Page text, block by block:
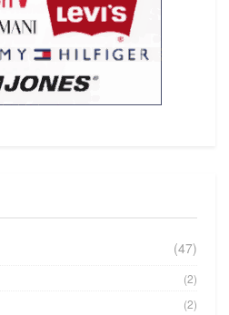
(47)
(2)
(2)